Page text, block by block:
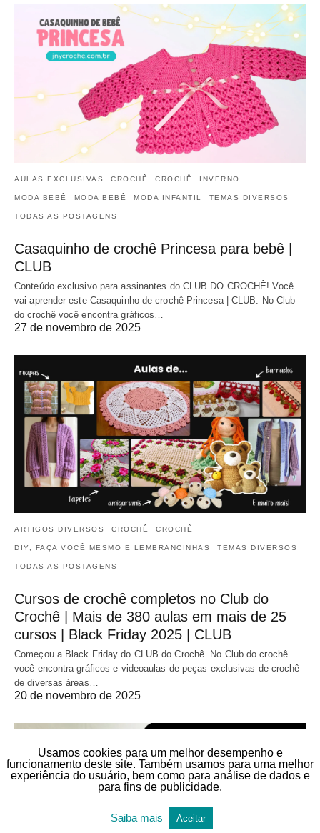
AULAS EXCLUSIVAS CROCHÊ CROCHÊ INVERNO
MODA BEBÊ MODA BEBÊ MODA INFANTIL TEMAS DIVERSOS
TODAS AS POSTAGENS
Casaquinho de crochê Princesa para bebê |
CLUB
Conteúdo exclusivo para assinantes do CLUB DO CROCHÊ! Você
vai aprender este Casaquinho de crochê Princesa | CLUB. No Club
do crochê você encontra gráficos…
27 de novembro de 2025
ARTIGOS DIVERSOS CROCHÊ CROCHÊ
DIY, FAÇA VOCÊ MESMO E LEMBRANCINHAS TEMAS DIVERSOS
TODAS AS POSTAGENS
Cursos de crochê completos no Club do
Crochê | Mais de 380 aulas em mais de 25
cursos | Black Friday 2025 | CLUB
Começou a Black Friday do CLUB do Crochê. No Club do crochê
você encontra gráficos e videoaulas de peças exclusivas de crochê
de diversas áreas…
20 de novembro de 2025
Usamos cookies para um melhor desempenho e
funcionamento deste site. Também usamos para uma melhor
experiência do usuário, bem como para análise de dados e
para fins de publicidade.
Saiba mais Aceitar